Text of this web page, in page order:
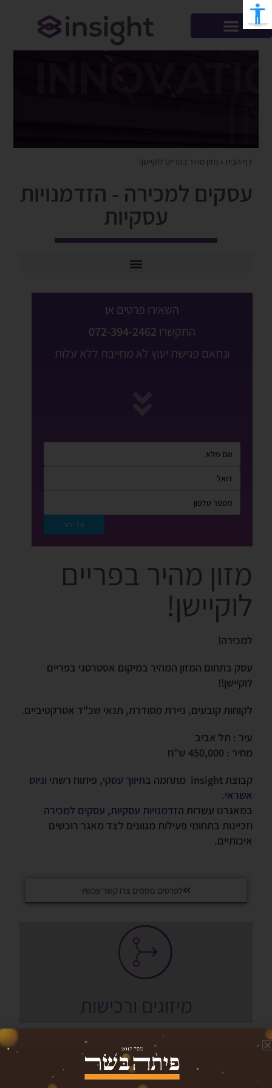
דף הבית »מזון מהיר בפריים לוקיישן!
עסקים למכירה - הזדמנויות
עסקיות
השאירו פרטים או
התקשרו 072-394-2462
ונתאם פגישת יעוץ לא מחייבת ללא עלות
מזון מהיר בפריים
לוקיישן!
למכירה!
עסק בתחום המזון המהיר במיקום אסטרטגי בפריים
לוקיישן!!
לקוחות קובעים, ניירת מסודרת, תנאי שכ"ד אטרקטיביים.
עיר : תל אביב
מחיר : 450,000 ש"ח
קבוצת insight מתחמה
בתיווך עסקי, פיתוח רשתי וגיוס
אשראי.
במאגרנו עשרות הזדמנויות עסקיות, עסקים למכירה
וזכיינות בתחומי פעילות מגוונים לצד מאגר רוכשים
איכותיים.
לפרטים נוספים צרו קשר עכשיו
מיזוגים ורכישות